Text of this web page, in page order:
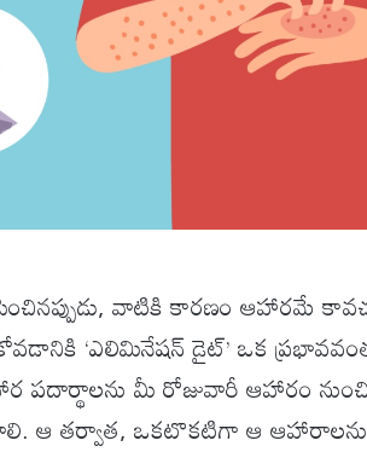
వాటికి కారణం ఆహారమే
‘ఎలిమినేషన్ డైట్’ ఒక
పదార్థాలను మీ రోజువారీ ఆహారం
ఆ తర్వాత, ఒకటొకటిగా ఆ